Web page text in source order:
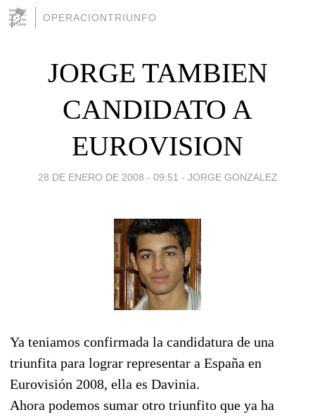
OPERACIONTRIUNFO
JORGE TAMBIEN
CANDIDATO A
EUROVISION
28 DE ENERO DE 2008 - 09:51 - JORGE GONZALEZ
Ya teniamos confirmada la candidatura de una
triunfita para lograr representar a España en
Eurovisión 2008, ella es Davinia.
Ahora podemos sumar otro triunfito que ya ha